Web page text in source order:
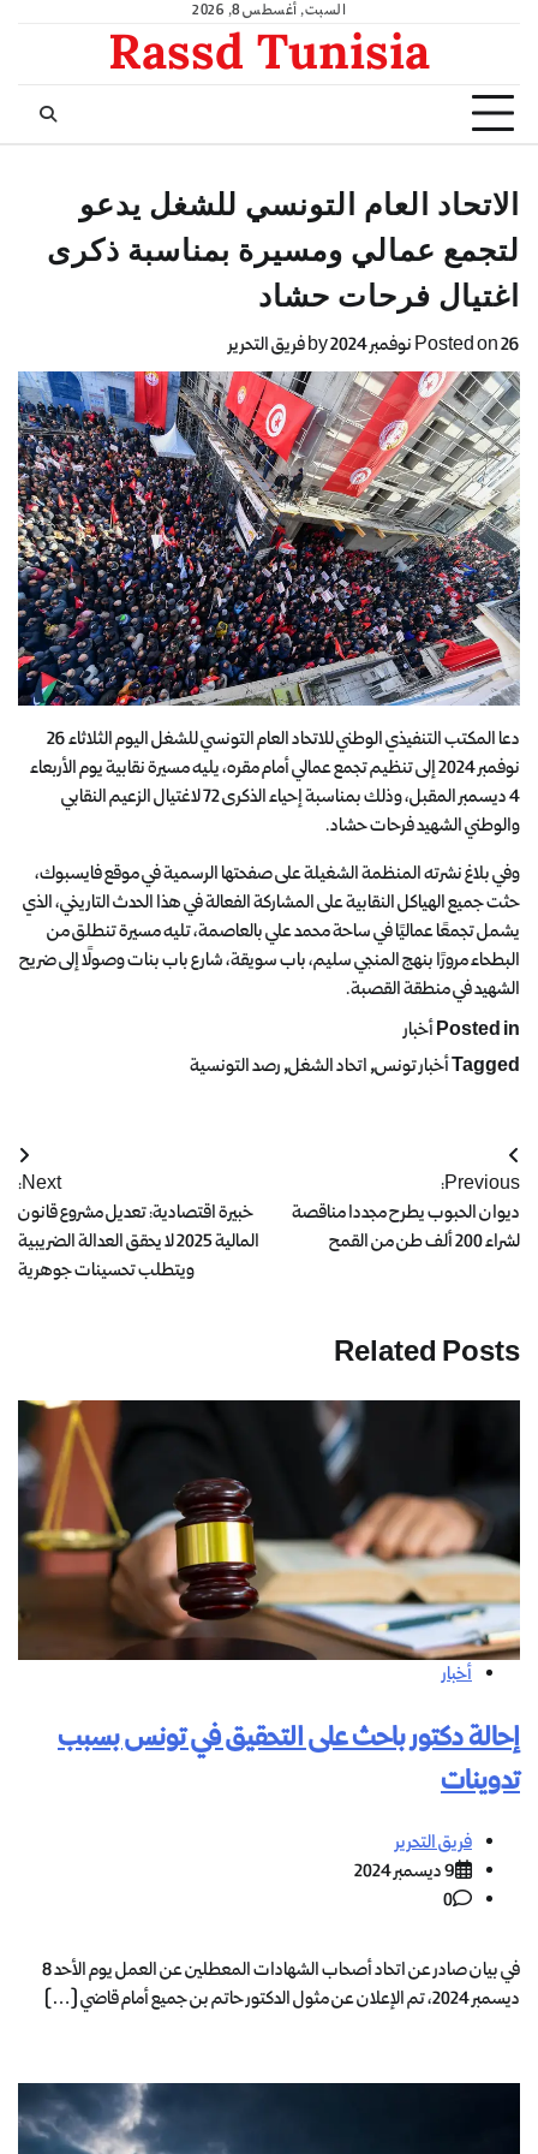
السبت, أغسطس 8, 2026
Rassd Tunisia
الاتحاد العام التونسي للشغل يدعو
لتجمع عمالي ومسيرة بمناسبة ذكرى
اغتيال فرحات حشاد
Posted on26 نوفمبر 2024 فريق التحرير
دعا المكتب التنفيذي الوطني للاتحاد العام التونسي للشغل اليوم الثلاثاء 26
نوفمبر 2024 إلى تنظيم تجمع عمالي أمام مقره، يليه مسيرة نقابية يوم الأربعاء
4 ديسمبر المقبل، وذلك بمناسبة إحياء الذكرى 72 لاغتيال الزعيم النقابي
والوطني الشهيد فرحات حشاد.
وفي بلاغ نشرته المنظمة الشغيلة على صفحتها الرسمية في موقع فايسبوك،
حثت جميع الهياكل النقابية على المشاركة الفعالة في هذا الحدث التاريخي، الذي
يشمل تجمعًا عماليًا في ساحة محمد علي بالعاصمة، تليه مسيرة تنطلق من
البطحاء مرورًا بنهج المنجي سليم، باب سويقة، شارع باب بنات وصولًا إلى ضريح
الشهيد في منطقة القصبة.
Posted inأخبار
Taggedأخبار تونس,اتحاد الشغل,رصد التونسية
Previous:
ديوان الحبوب يطرح مجددا مناقصة
لشراء 200 ألف طن من القمح
Next:
خبيرة اقتصادية: تعديل مشروع قانون
المالية 2025 لا يحقق العدالة الضريبية
ويتطلب تحسينات جوهرية
Related Posts
أخبار
إحالة دكتور باحث على التحقيق في تونس بسبب
تدوينات
فريق التحرير
9 ديسمبر 2024
0
في بيان صادر عن اتحاد أصحاب الشهادات المعطلين عن العمل يوم الأحد 8
ديسمبر 2024، تم الإعلان عن مثول الدكتور حاتم بن جميع أمام قاضي […]